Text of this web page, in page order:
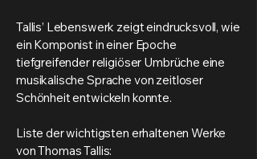
Tallis’ Lebenswerk zeigt eindrucksvoll, wie
ein Komponist in einer Epoche
tiefgreifender religiöser Umbrüche eine
musikalische Sprache von zeitloser
Schönheit entwickeln konnte.
Liste der wichtigsten erhaltenen Werke
von Thomas Tallis: